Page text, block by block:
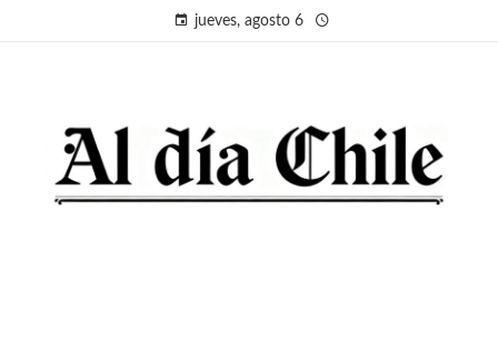
jueves, agosto 6